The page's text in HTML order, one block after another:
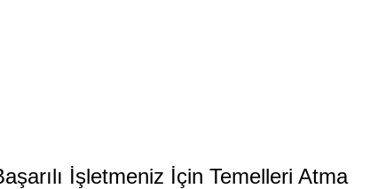
İşletmeniz İçin Temelleri Atma